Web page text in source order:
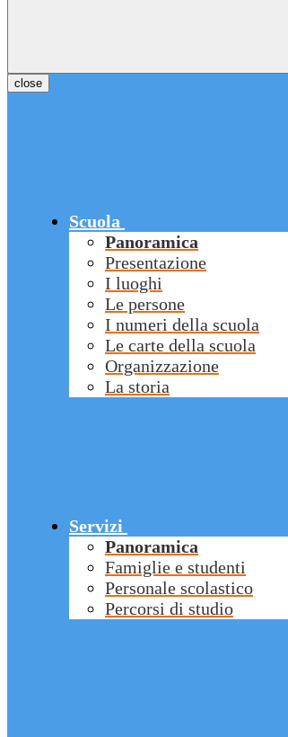
close
Scuola
Panoramica
Presentazione
I luoghi
Le persone
I numeri della scuola
Le carte della scuola
Organizzazione
La storia
Servizi
Panoramica
Famiglie e studenti
Personale scolastico
Percorsi di studio